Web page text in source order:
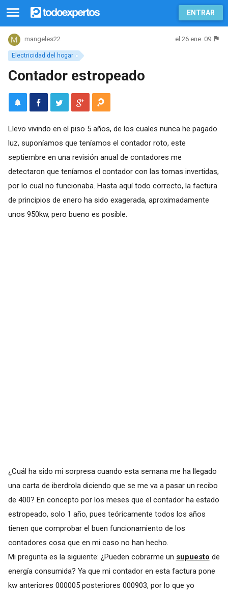
ENTRAR
Electricidad del hogar
mangeles22 el 26 ene. 09
Contador estropeado
Llevo vivindo en el piso 5 años, de los cuales nunca he pagado
luz, suponíamos que teníamos el contador roto, este
septiembre en una revisión anual de contadores me
detectaron que teníamos el contador con las tomas invertidas,
por lo cual no funcionaba. Hasta aquí todo correcto, la factura
de principios de enero ha sido exagerada, aproximadamente
unos 950kw, pero bueno es posible.
¿Cuál ha sido mi sorpresa cuando esta semana me ha llegado
una carta de iberdrola diciendo que se me va a pasar un recibo
de 400? En concepto por los meses que el contador ha estado
estropeado, solo 1 año, pues teóricamente todos los años
tienen que comprobar el buen funcionamiento de los
contadores cosa que en mi caso no han hecho.
Mi pregunta es la siguiente: ¿Pueden cobrarme un supuesto de
energía consumida? Ya que mi contador en esta factura pone
kw anteriores 000005 posteriores 000903, por lo que yo